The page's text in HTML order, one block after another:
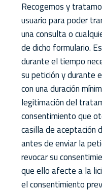
Recogemos y
usuario para poder
una consulta o
de dicho formulario.
durante el tiempo
su petición y durante
con una duración
legitimación del
consentimiento que
casilla de aceptación
antes de enviar la
revocar su
que ello afecte a la
el consentimiento